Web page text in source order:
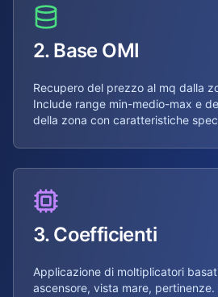
2. Base OMI
Recupero del prezzo al mq dalla
Include range min-medio-max e
della zona con caratteristiche
3. Coefficienti
Applicazione di moltiplicatori
ascensore, vista mare,